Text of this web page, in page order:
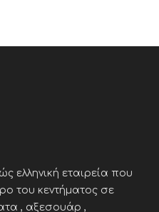
ελληνική εταιρεία που
του κεντήματος σε
, αξεσουάρ ,